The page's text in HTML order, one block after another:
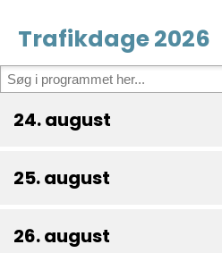
Trafikdage 2026
24. august
25. august
26. august